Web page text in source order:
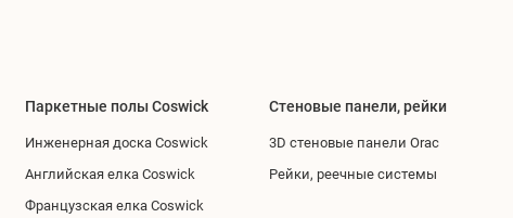
Паркетные полы Coswick
Инженерная доска Coswick
Английская елка Coswick
Французская елка Coswick
Стеновые панели, рейки
3D стеновые панели Orac
Рейки, реечные системы